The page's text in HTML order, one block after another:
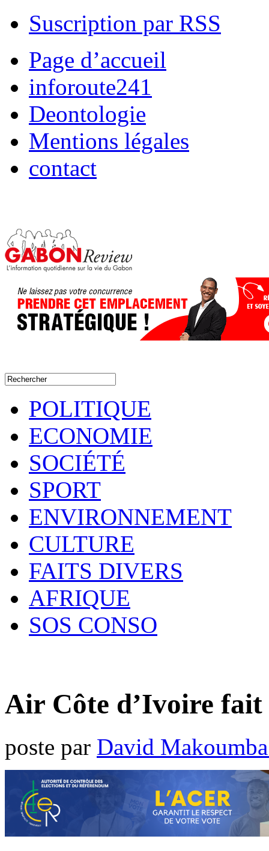
Suscription par RSS
Page d’accueil
inforoute241
Deontologie
Mentions légales
contact
POLITIQUE
ECONOMIE
SOCIÉTÉ
SPORT
ENVIRONNEMENT
CULTURE
FAITS DIVERS
AFRIQUE
SOS CONSO
Air Côte d’Ivoire fait
poste par David